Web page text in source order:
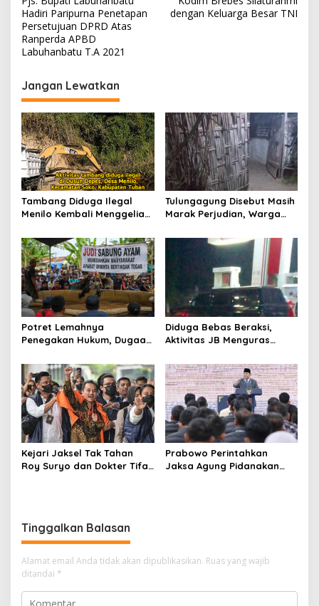
a
v
i
a
s
i
p
o
s
Hadiri Paripurna Penetapan
Persetujuan DPRD Atas
Ranperda APBD
Labuhanbatu T.A 2021
dengan Keluarga Besar TNI
Jangan Lewatkan
Tambang Diduga Ilegal
Menilo Kembali Menggeliat,
Soroti Dugaan Pembiaran
Tulungagung Disebut Masih
Marak Perjudian, Warga
hingga Usut Dugaan Beking
Potret Lemahnya
Penegakan Hukum, Dugaan
Tulungagung Tuai Sorotan
Diduga Bebas Beraksi,
Aktivitas JB Menguras
Bojonegoro Jadi Sorotan
Warga
Kejari Jaksel Tak Tahan
Roy Suryo dan Dokter Tifa,
Prabowo Perintahkan
Jaksa Agung Pidanakan
Tinggalkan Balasan
Alamat email Anda tidak akan dipublikasikan. Ruas yang wajib
ditandai *